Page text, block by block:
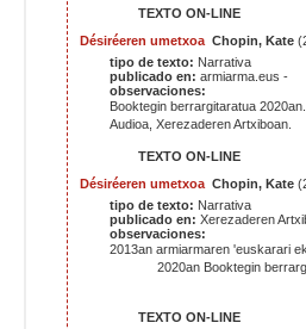
TEXTO ON-LINE
Désiréeren umetxoa Chopin, Kate
tipo de texto: Narrativa
publicado en: armiarma.eus -
observaciones:
Booktegin berrargitaratua 2020an.
Audioa , Xerezaderen Artxiboan.
TEXTO ON-LINE
Désiréeren umetxoa Chopin, Kate
tipo de texto: Narrativa
publicado en: Xerezaderen
observaciones:
2013an armiarmaren 'euskarari
2020an Booktegin
TEXTO ON-LINE